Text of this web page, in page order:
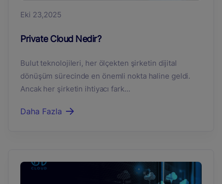
Eki 23,2025
Private Cloud Nedir?
Bulut teknolojileri, her ölçekten şirketin dijital
dönüşüm sürecinde en önemli nokta haline geldi.
Ancak her şirketin ihtiyacı fark...
Daha Fazla